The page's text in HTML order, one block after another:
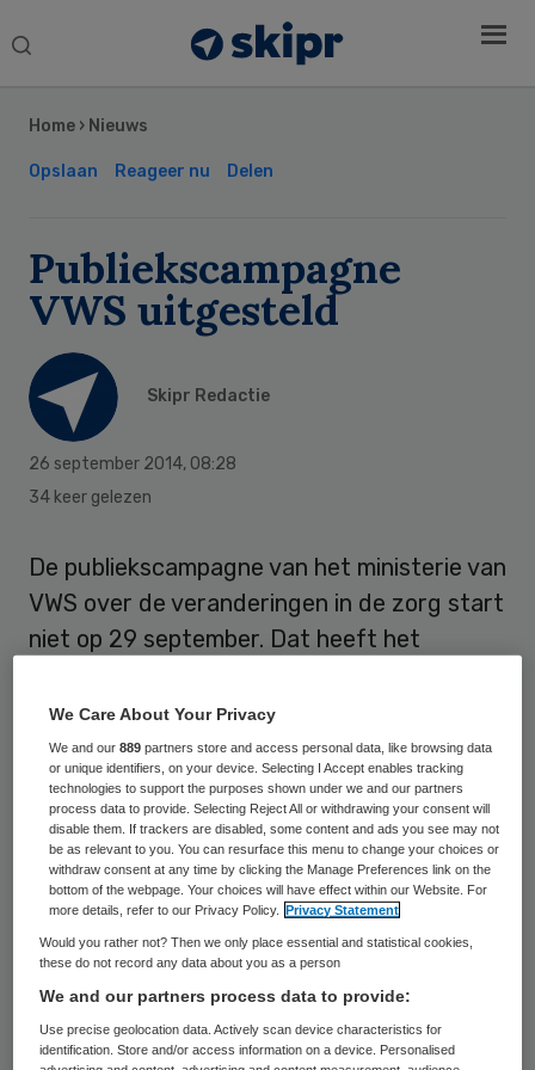
Search
Home › Nieuws
Opslaan Reageer nu Delen
Publiekscampagne
VWS uitgesteld
Skipr Redactie
26 september 2014, 08:28
34 keer gelezen
De publiekscampagne van het ministerie van
VWS over de veranderingen in de zorg start
niet op 29 september. Dat heeft het
start in oktober, maar het is nog niet
bekend wanneer precies.
De campagne vraagt op enkele onderdelen
nog extra voorbereiding, zo legt een
woordvoerster van VWS uit.
Voorlichten
de Tweede Kamer aangekondigd dat de
Sidebar
We Care About Your Privacy
We and our889 partners store and access personal data, like browsing data
or unique identifiers, on your device. Selecting I Accept enables tracking
technologies to support the purposes shown under we and our partners
process data to provide. Selecting Reject All or withdrawing your consent will
disable them. If trackers are disabled, some content and ads you see may not
be as relevant to you. You can resurface this menu to change your choices or
withdraw consent at any time by clicking the Manage Preferences link on the
bottom of the webpage. Your choices will have effect within our Website. For
more details, refer to our Privacy Policy.
Privacy Statement
Would you rather not? Then we only place essential and statistical cookies,
these do not record any data about you as a person
We and our partners process data to provide:
Use precise geolocation data. Actively scan device characteristics for
identification. Store and/or access information on a device. Personalised